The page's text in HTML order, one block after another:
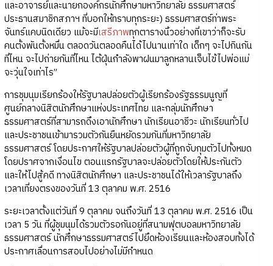
และอาจารย์และนายกองค์กรนักศึกษามหาวิทยาลัย ธรรมศาสตร์
ประธานสมาชิกสภาฯ ที่บอกให้ทราบทุกระยะ) ธรรมศาสตร์ท่าพระ
จันทร์แคบนิดเดียว แม้จะมีเสรีภาพทุกตารางนิ้วอย่างที่เขาว่าก็จะรับ
คนตั้งพันตั้งหมื่น ตลอดวันตลอดคืนได้ไปนานเท่าใด เด็กๆ จะไปกินกัน
ที่ไหน จะไปถ่ายกันที่ไหน ไต้ฝุ่นกำลังพาฝนมาลูกหลานเจ็บไข้ไปพ่อแม่
จะวุ่นใจเท่าไร”
การชุมนุมเรียกร้องให้รัฐบาลปล่อยตัวผู้เรียกร้องรัฐธรรมนูญที่
ศูนย์กลางนิสิตนักศึกษาแห่งประเทศไทย และกลุ่มนักศึกษา
ธรรมศาสตร์ที่สามารถดึงเอานักศึกษา นักเรียนอาชีวะ นักเรียนทั่วไป
และประชาชนเข้ามารวมตัวกันยืนหยัดรวมกันที่มหาวิทยาลัย
ธรรมศาสตร์ โดยประกาศให้รัฐบาลปล่อยตัวผู้ที่ถูกจับกุมตัวไปทั้งหมด
โดยปราศจากเงื่อนไข ตอนแรกรัฐบาลจะปล่อยตัวโดยให้ประกันตัว
และให้ไปสู้คดี ทางนิสิตนักศึกษา และประชาชนได้ให้เวลารัฐบาลถึง
เวลาเที่ยงตรงของวันที่ 13 ตุลาคม พ.ศ. 2516
ระยะเวลาตั้งแต่วันที่ 9 ตุลาคม จนถึงวันที่ 13 ตุลาคม พ.ศ. 2516 เป็น
เวลา 5 วัน ที่ผู้ชุมนุมได้รวมตัวรอกันอยู่ที่สนามฟุตบอลมหาวิทยาลัย
ธรรมศาสตร์ นักศึกษาธรรมศาสตร์ไปยึดห้องเรียนและห้องสอบทั้งได้
ประกาศเลื่อนการสอบไปอย่างไม่มีกำหนด